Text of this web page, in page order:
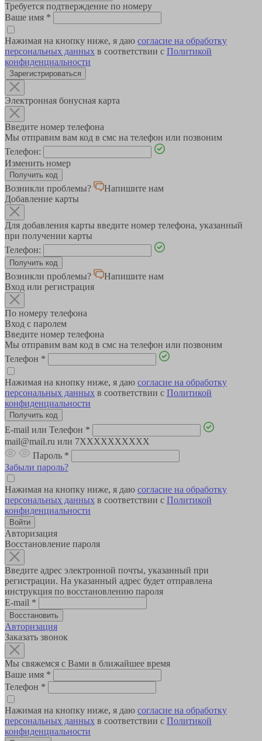
Требуется подтверждение по номеру
Ваше имя *
Нажимая на кнопку ниже, я даю согласие на обработку
персональных данных в соответствии с Политикой
конфиденциальности
Зарегистрироваться
Электронная бонусная карта
Введите номер телефона
Мы отправим вам код в смс на телефон или позвоним
Телефон:
Изменить номер
Возникли проблемы?
Напишите нам
Добавление карты
Для добавления карты введите номер телефона, указанный
при получении карты
Телефон:
Возникли проблемы?
Напишите нам
Вход или регистрация
По номеру телефона
Вход с паролем
Введите номер телефона
Мы отправим вам код в смс на телефон или позвоним
Телефон *
Нажимая на кнопку ниже, я даю согласие на обработку
персональных данных в соответствии с Политикой
конфиденциальности
E-mail или Телефон *
mail@mail.ru или 7XXXXXXXXXX
Пароль *
Забыли пароль?
Нажимая на кнопку ниже, я даю согласие на обработку
персональных данных в соответствии с Политикой
конфиденциальности
Авторизация
Восстановление пароля
Введите адрес электронной почты, указанный при
регистрации. На указанный адрес будет отправлена
инструкция по восстановлению пароля
E-mail *
Авторизация
Заказать звонок
Мы свяжемся с Вами в ближайшее время
Ваше имя *
Телефон *
Нажимая на кнопку ниже, я даю согласие на обработку
персональных данных в соответствии с Политикой
конфиденциальности